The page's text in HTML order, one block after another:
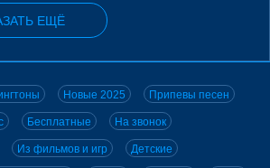
ЕЩЁ
Новые 2025 Припевы песен
Бесплатные На звонок
Из фильмов и игр Детские